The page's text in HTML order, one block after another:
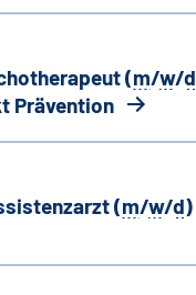
(m/w/d
Prävention
(m/w/d)